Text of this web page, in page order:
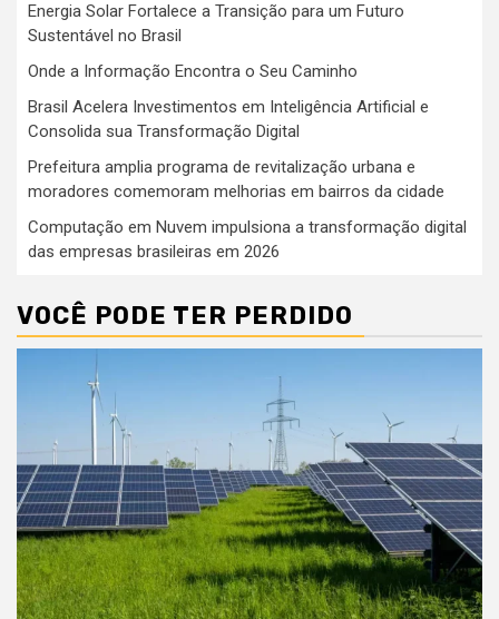
Energia Solar Fortalece a Transição para um Futuro
Sustentável no Brasil
Onde a Informação Encontra o Seu Caminho
Brasil Acelera Investimentos em Inteligência Artificial e
Consolida sua Transformação Digital
Prefeitura amplia programa de revitalização urbana e
moradores comemoram melhorias em bairros da cidade
Computação em Nuvem impulsiona a transformação digital
das empresas brasileiras em 2026
VOCÊ PODE TER PERDIDO